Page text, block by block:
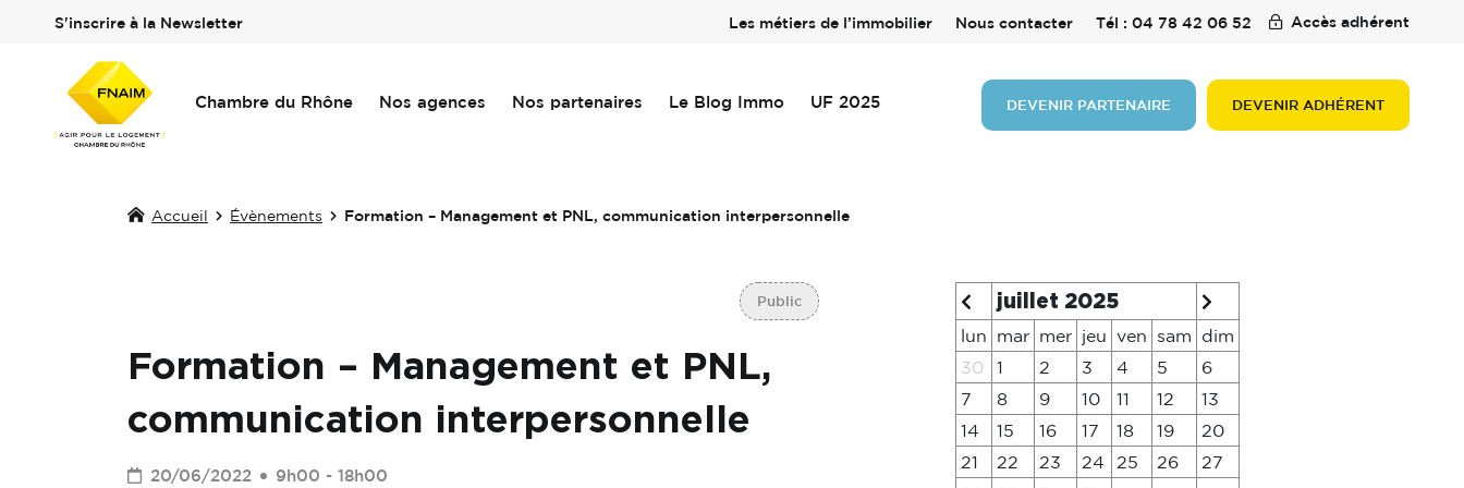
S'inscrire à la Newsletter Les métiers de l’immobilier Nous contacter Tél : 04 78 42 06 52 Accès adhérent
Chambre du Rhône Nos agences Nos partenaires Le Blog Immo UF 2025 DEVENIR PARTENAIRE DEVENIR ADHÉRENT
Accueil Évènements Formation – Management et PNL, communication interpersonnelle
Public
Formation – Management et PNL,
communication interpersonnelle
20/06/2022
9h00 - 18h00
juillet 2025
lun mar mer jeu ven sam
dim
30
1 2 3 4 5
6
7
8 9 10 11 12
13
14
15 16 17 18 19
20
21
22 23 24 25 26
27